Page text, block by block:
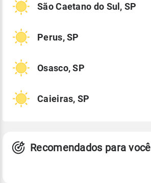
São Caetano do Sul, SP
Perus, SP
Osasco, SP
Caieiras, SP
Recomendados para você